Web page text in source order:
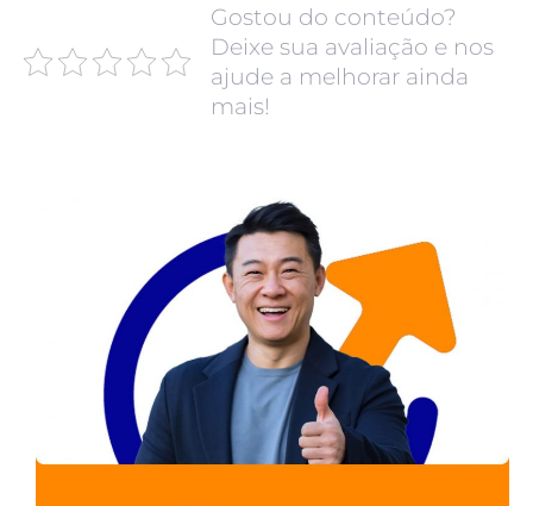
Gostou do conteúdo?
Deixe sua avaliação e nos
ajude a melhorar ainda
mais!